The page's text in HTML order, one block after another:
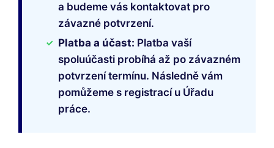
a budeme vás kontaktovat pro
závazné potvrzení.
Platba a účast: Platba vaší
spoluúčasti probíhá až po závazném
potvrzení termínu. Následně vám
pomůžeme s registrací u Úřadu
práce.